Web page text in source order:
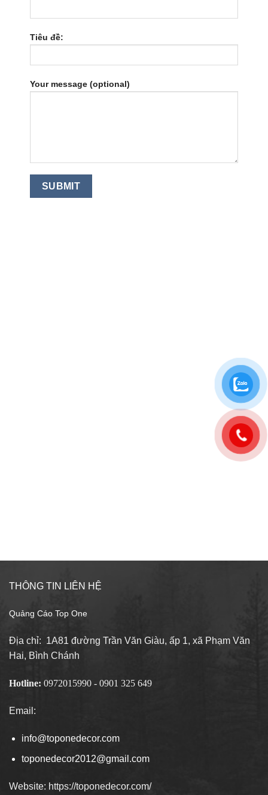
Tiêu đề:
Your message (optional)
THÔNG TIN LIÊN HỆ
Quảng Cáo Top One
Địa chỉ: 1A81 đường Trần Văn Giàu, ấp 1, xã Phạm Văn
Hai, Bình Chánh
Hotline: 0972015990 - 0901 325 649
Email:
info@toponedecor.com
toponedecor2012@gmail.com
Website: https://toponedecor.com/